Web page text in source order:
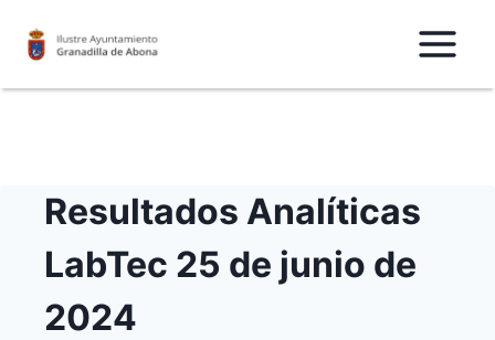
Resultados Analíticas
LabTec 25 de junio de
2024